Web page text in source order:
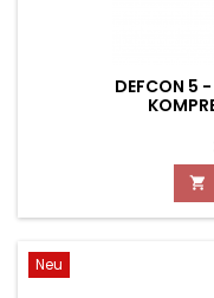
DEFCON 5

Neu